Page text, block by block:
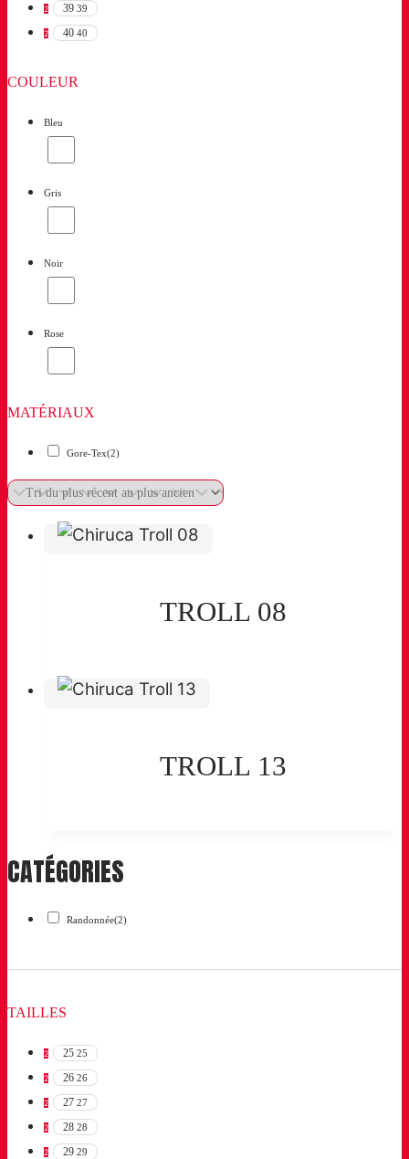
2 39 39
2 40 40
COULEUR
Bleu
Gris
Noir
Rose
MATÉRIAUX
Gore-Tex(2)
TROLL 08
TROLL 13
CATÉGORIES
Randonnée(2)
TAILLES
2 25 25
2 26 26
2 27 27
2 28 28
2 29 29